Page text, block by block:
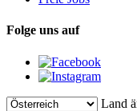
Folge uns auf
Land